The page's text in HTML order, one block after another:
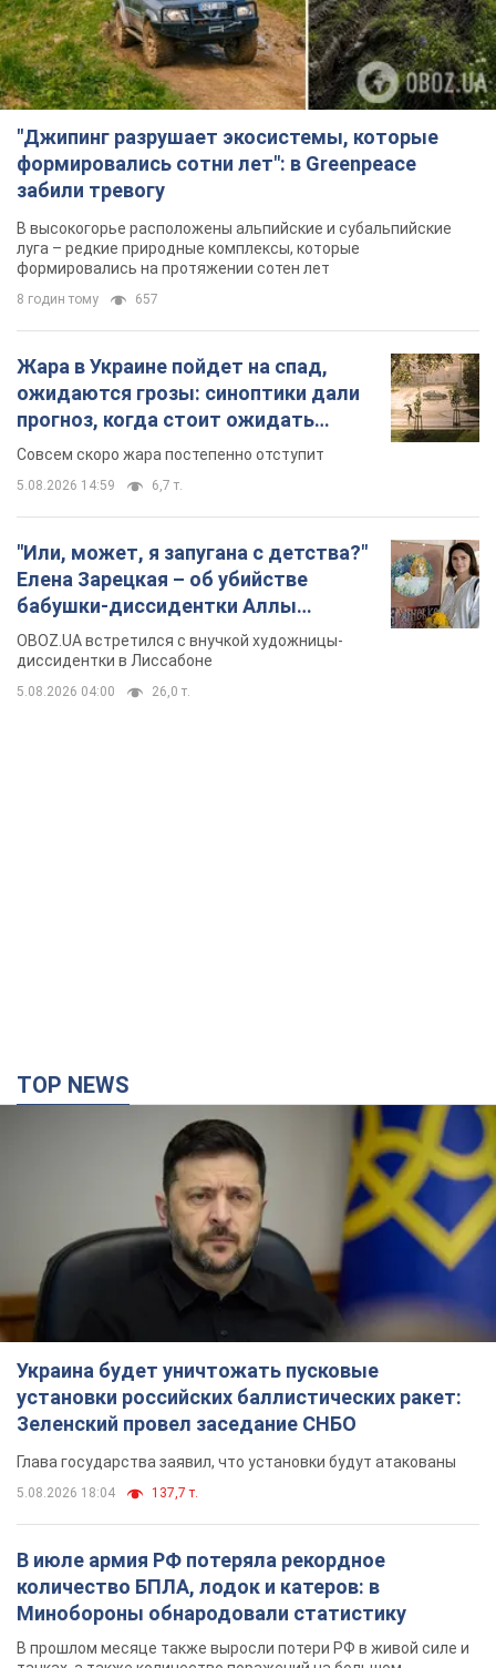
"Джипинг разрушает экосистемы, которые
формировались сотни лет": в Greenpeace
забили тревогу
В высокогорье расположены альпийские и субальпийские
луга – редкие природные комплексы, которые
формировались на протяжении сотен лет
8 годин тому 657
Жара в Украине пойдет на спад,
ожидаются грозы: синоптики дали
прогноз, когда стоит ожидать
изменения погоды
Совсем скоро жара постепенно отступит
5.08.2026 14:59 6,7 т.
"Или, может, я запугана с детства?"
Елена Зарецкая – об убийстве
бабушки-диссидентки Аллы
Горской, критике сына Стуса и
бегстве в Португалию с пятью
детьми
OBOZ.UA встретился с внучкой художницы-
диссидентки в Лиссабоне
5.08.2026 04:00 26,0 т.
TOP NEWS
Украина будет уничтожать пусковые
установки российских баллистических ракет:
Зеленский провел заседание СНБО
Глава государства заявил, что установки будут атакованы
5.08.2026 18:04 137,7 т.
В июле армия РФ потеряла рекордное
количество БПЛА, лодок и катеров: в
Минобороны обнародовали статистику
В прошлом месяце также выросли потери РФ в живой силе и